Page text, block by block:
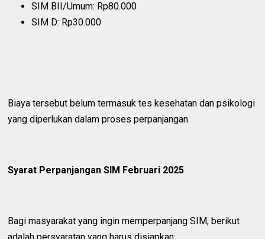
SIM BII/Umum: Rp80.000
SIM D: Rp30.000
Biaya tersebut belum termasuk tes kesehatan dan psikologi
yang diperlukan dalam proses perpanjangan.
Syarat Perpanjangan SIM Februari 2025
Bagi masyarakat yang ingin memperpanjang SIM, berikut